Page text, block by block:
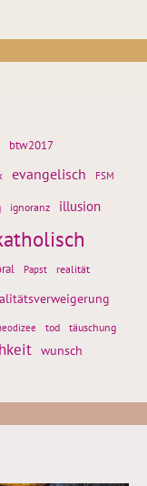
btw2017
evangelisch FSM
ignoranz illusion
Papst realität
tod täuschung
wunsch